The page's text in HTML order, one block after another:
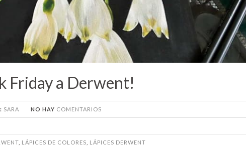
Friday a Derwent!
SARA NO HAY COMENTARIOS
LÁPICES DE COLORES LÁPICES DERWENT